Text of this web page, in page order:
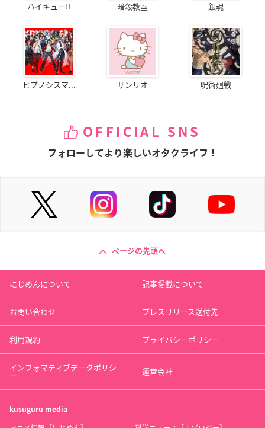
ハイキュー!! 暗殺教室 銀魂
ヒプノシスマ... サンリオ 呪術廻戦
OFFICIAL SNS
フォローしてより楽しいオタクライフ！
ページの先頭へ
にじめんについて 記事掲載について
お問い合わせ プレスリリース送付先
利用規約 プライバシーポリシー
インフォマティブデータポリシ
ー 運営会社
kusuguru media